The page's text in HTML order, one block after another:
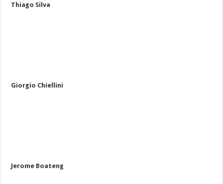
Thiago Silva
Giorgio Chiellini
Jerome Boateng